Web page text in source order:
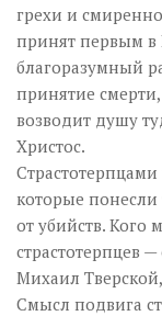
грехи и
принят первым
благоразумный
принятие
возводит душу
Христос.
которые
от убийств.
страстотерпцев
Михаил
Смысл подвига